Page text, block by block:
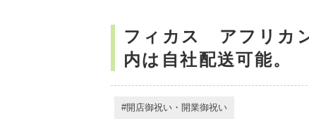
フィカス アフリカ
内は自社配送可能。
開店御祝い・開業御祝い